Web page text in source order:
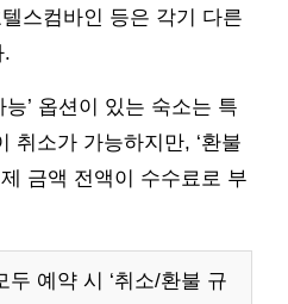
스컴바인 등은 각기 다른
.
’ 옵션이 있는 숙소는 특
취소가 가능하지만, ‘환불
금액 전액이 수수료로 부
두 예약 시 ‘취소/환불 규